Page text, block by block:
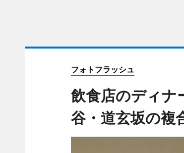
フォトフラッシュ
飲食店のディナ
谷・道玄坂の複